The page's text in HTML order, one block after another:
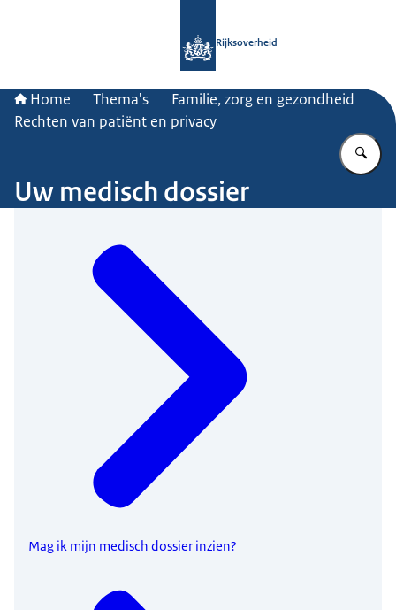
Rijksoverheid
Home Thema's
Familie, zorg en gezondheid
Rechten van patiënt en privacy
Uw medisch dossier
Mag ik mijn medisch dossier inzien?